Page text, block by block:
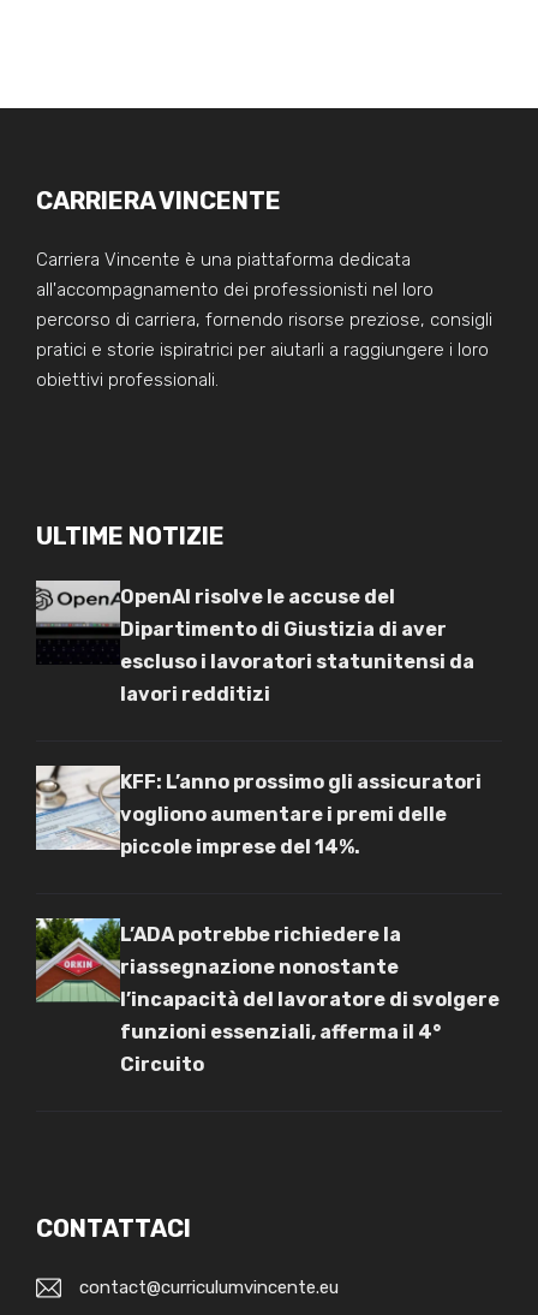
CARRIERA VINCENTE
Carriera Vincente è una piattaforma dedicata
all'accompagnamento dei professionisti nel loro
percorso di carriera, fornendo risorse preziose, consigli
pratici e storie ispiratrici per aiutarli a raggiungere i loro
obiettivi professionali.
ULTIME NOTIZIE
OpenAI risolve le accuse del
Dipartimento di Giustizia di aver
escluso i lavoratori statunitensi da
lavori redditizi
KFF: L’anno prossimo gli assicuratori
vogliono aumentare i premi delle
piccole imprese del 14%.
L’ADA potrebbe richiedere la
riassegnazione nonostante
l’incapacità del lavoratore di svolgere
funzioni essenziali, afferma il 4°
Circuito
CONTATTACI
contact@curriculumvincente.eu